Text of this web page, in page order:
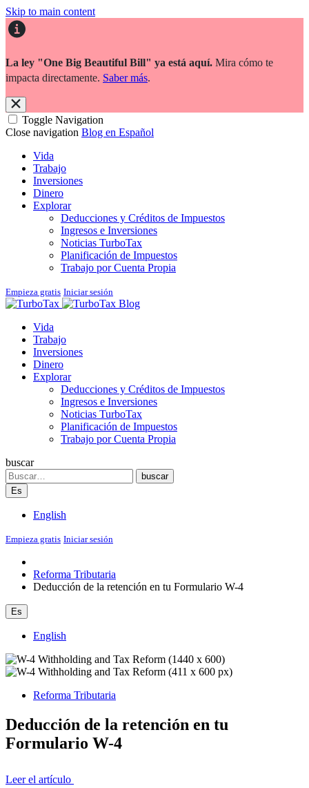
Skip to main content
La ley "One Big Beautiful Bill" ya está aquí. Mira cómo te
impacta directamente. Saber más.
Toggle Navigation
Close navigation Blog en Español
Vida
Trabajo
Inversiones
Dinero
Explorar
Deducciones y Créditos de Impuestos
Ingresos e Inversiones
Noticias TurboTax
Planificación de Impuestos
Trabajo por Cuenta Propia
Empieza gratis Iniciar sesión
Blog
Vida
Trabajo
Inversiones
Dinero
Explorar
Deducciones y Créditos de Impuestos
Ingresos e Inversiones
Noticias TurboTax
Planificación de Impuestos
Trabajo por Cuenta Propia
buscar
Search
buscar
Es
English
Empieza gratis Iniciar sesión
Reforma Tributaria
Deducción de la retención en tu Formulario W-4
Es
English
Reforma Tributaria
Deducción de la retención en tu
Formulario W-4
Leer el artículo